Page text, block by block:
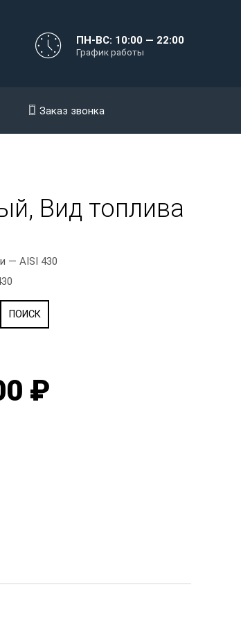
ПН-ВС: 10:00 — 22:00
График работы
Заказ звонка
Вид топлива
— AISI 430
₽